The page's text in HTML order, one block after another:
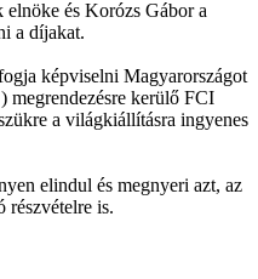
és Korózs Gábor a
a díjakat.
képviselni Magyarországot
megrendezésre kerülő FCI
a világkiállításra ingyenes
elindul és megnyeri azt, az
részvételre is.